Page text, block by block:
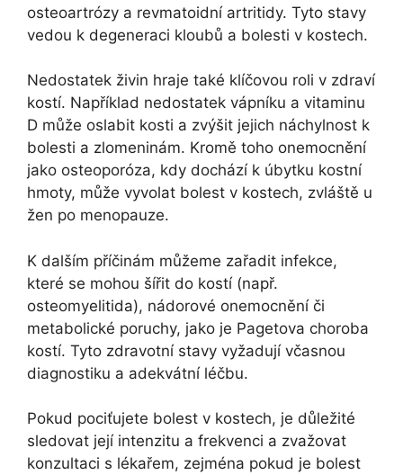
osteoartrózy a revmatoidní artritidy. Tyto stavy
vedou k degeneraci kloubů a bolesti v kostech.
Nedostatek živin hraje také klíčovou roli v zdraví
kostí. Například nedostatek vápníku a vitaminu
D může oslabit kosti a zvýšit jejich náchylnost k
bolesti a zlomeninám. Kromě toho onemocnění
jako osteoporóza, kdy dochází k úbytku kostní
hmoty, může vyvolat bolest v kostech, zvláště u
žen po menopauze.
K dalším příčinám můžeme zařadit infekce,
které se mohou šířit do kostí (např.
osteomyelitida), nádorové onemocnění či
metabolické poruchy, jako je Pagetova choroba
kostí. Tyto zdravotní stavy vyžadují včasnou
diagnostiku a adekvátní léčbu.
Pokud pociťujete bolest v kostech, je důležité
sledovat její intenzitu a frekvenci a zvažovat
konzultaci s lékařem, zejména pokud je bolest